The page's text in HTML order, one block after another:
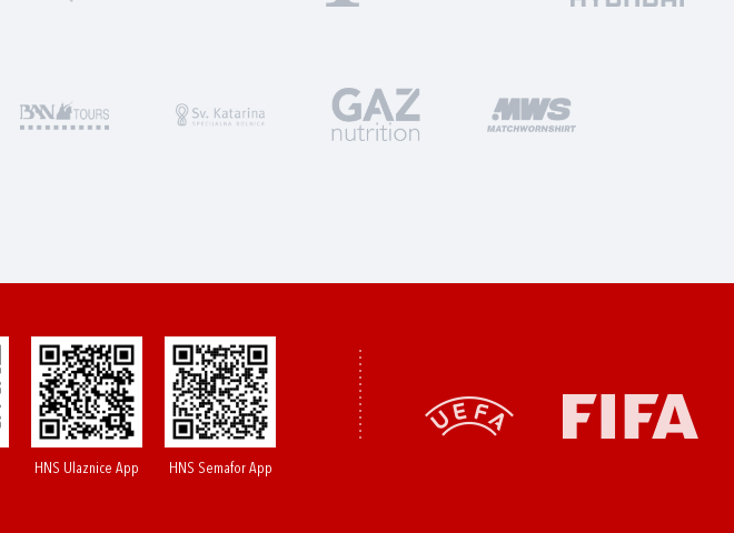
HNS Ulaznice App HNS Semafor App